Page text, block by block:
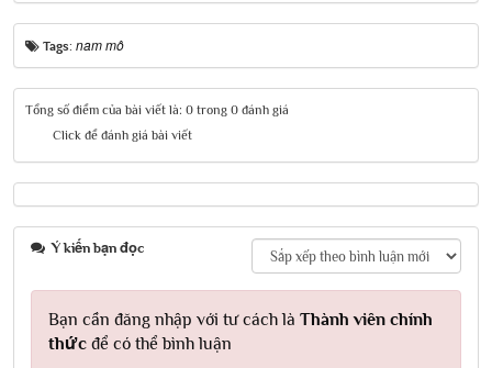
Tags: nam mô
Tổng số điểm của bài viết là: 0 trong 0 đánh giá
Click để đánh giá bài viết
Ý kiến bạn đọc
Bạn cần đăng nhập với tư cách là Thành viên chính
thức để có thể bình luận